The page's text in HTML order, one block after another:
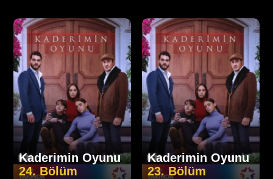
Kaderimin Oyunu
24. Bölüm
Kaderimin Oyunu
23. Bölüm